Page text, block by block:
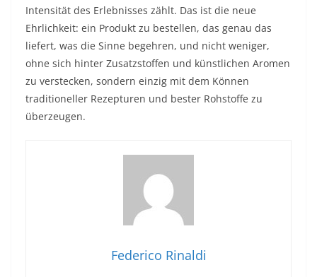
Intensität des Erlebnisses zählt. Das ist die neue
Ehrlichkeit: ein Produkt zu bestellen, das genau das
liefert, was die Sinne begehren, und nicht weniger,
ohne sich hinter Zusatzstoffen und künstlichen Aromen
zu verstecken, sondern einzig mit dem Können
traditioneller Rezepturen und bester Rohstoffe zu
überzeugen.
Federico Rinaldi